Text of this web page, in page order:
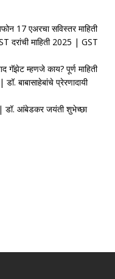
एअरचा सविस्तर माहिती
माहिती 2025 | GST
म्हणजे काय? पूर्ण माहिती
प्रेरणादायी
आंबेडकर जयंती शुभेच्छा